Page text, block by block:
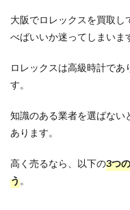
大阪でロレックスを買取し
べばいいか迷ってしまいま
ロレックスは高級時計であ
す。
知識のある業者を選ばない
あります。
高く売るなら、以下の3つ
う。